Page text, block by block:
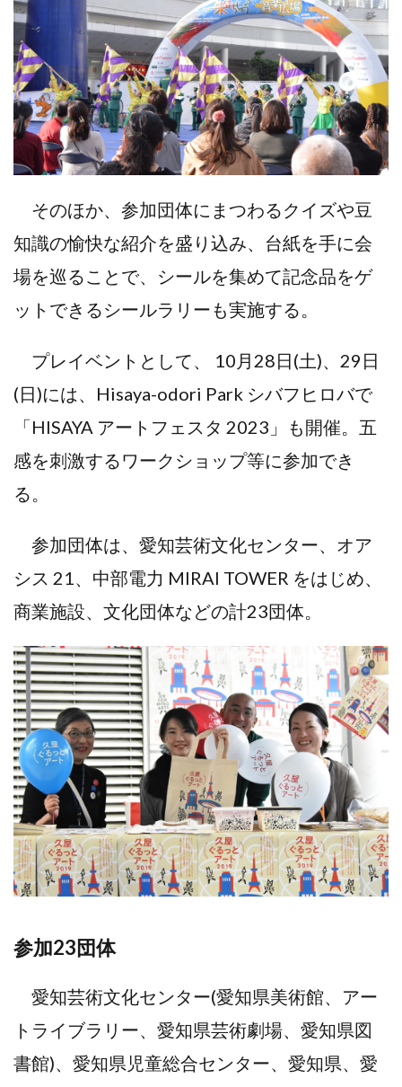
そのほか、参加団体にまつわるクイズや豆
知識の愉快な紹介を盛り込み、台紙を手に会
場を巡ることで、シールを集めて記念品をゲ
ットできるシールラリーも実施する。
プレイベントとして、 10月28日(土)、29日
(日)には、Hisaya-odori Park シバフヒロバで
「HISAYA アートフェスタ 2023」も開催。五
感を刺激するワークショップ等に参加でき
る。
参加団体は、愛知芸術文化センター、オア
シス 21、中部電力 MIRAI TOWER をはじめ、
商業施設、文化団体などの計23団体。
参加23団体
愛知芸術文化センター(愛知県美術館、アー
トライブラリー、愛知県芸術劇場、愛知県図
書館)、愛知県児童総合センター、愛知県、愛